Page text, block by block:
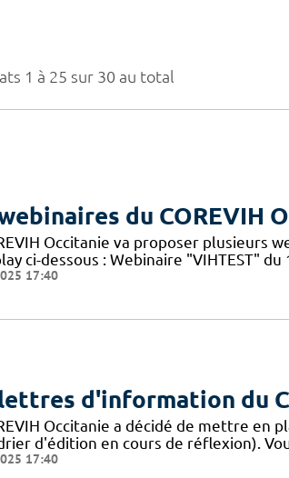
1 à 25 sur 30 au total
du COREVIH
Occitanie va proposer plusieurs
ci-dessous : Webinaire "VIHTEST"
17:40
d'information du
Occitanie a décidé de mettre en
d'édition en cours de réflexion).
17:40